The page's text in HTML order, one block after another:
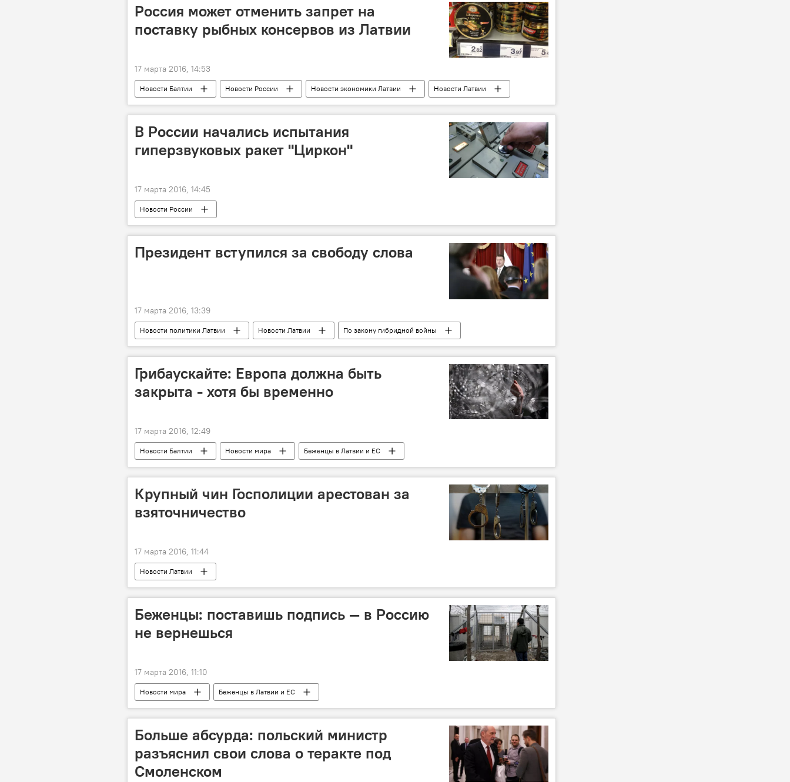
Россия может отменить запрет на
поставку рыбных консервов из Латвии
17 марта 2016, 14:53
Новости Балтии Новости России Новости экономики Латвии
Новости Латвии
Латвийская рыба на российском столе
В России начались испытания
гиперзвуковых ракет "Циркон"
17 марта 2016, 14:45
Новости России
Президент вступился за свободу слова
17 марта 2016, 13:39
Новости политики Латвии Новости Латвии По закону гибридной войны
Грибаускайте: Европа должна быть
закрыта - хотя бы временно
17 марта 2016, 12:49
Новости Балтии Новости мира Беженцы в Латвии и ЕС
Крупный чин Госполиции арестован за
взяточничество
17 марта 2016, 11:44
Новости Латвии
Беженцы: поставишь подпись — в Россию
не вернешься
17 марта 2016, 11:10
Новости мира Беженцы в Латвии и ЕС
Больше абсурда: польский министр
разъяснил свои слова о теракте под
Смоленском